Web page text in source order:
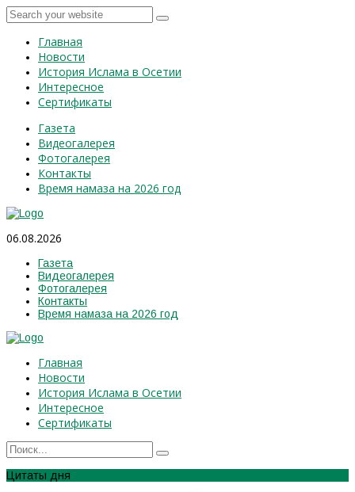
Главная
Новости
История Ислама в Осетии
Интересное
Сертификаты
Газета
Видеогалерея
Фотогалерея
Контакты
Время намаза на 2026 год
06.08.2026
Газета
Видеогалерея
Фотогалерея
Контакты
Время намаза на 2026 год
Главная
Новости
История Ислама в Осетии
Интересное
Сертификаты
Цитаты дня